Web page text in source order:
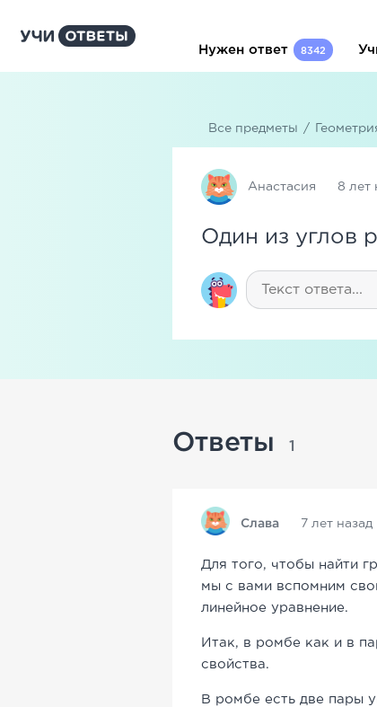
Нужен ответ 8342
Все предметы /
Анастасия 8 лет
Один из углов
Ответы 1
Слава 7 лет назад
Для того, чтобы найти
мы с вами вспомним
линейное уравнение.
Итак, в ромбе как и в
свойства.
В ромбе есть две пары